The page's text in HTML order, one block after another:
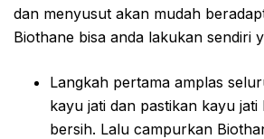
dan menyusut akan mudah
Biothane bisa anda lakukan sendiri
Langkah pertama amplas
kayu jati dan pastikan kayu
bersih. Lalu campurkan